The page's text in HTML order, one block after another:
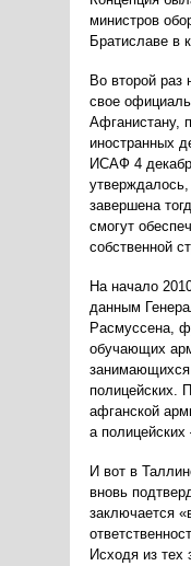
министров
Братиславе в
Во второй раз
свое
Афганистану,
иностранных
ИСАФ 4
завершена
смогут
собственной
На начало
данным
Расмуссена,
обучающих
занимающихся
полицейских.
афганской
а полицейских
И вот в
вновь
заключается
Исходя из тех